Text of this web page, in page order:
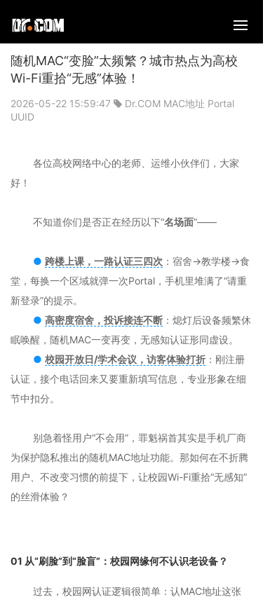
随机MAC“变脸”太频繁？城市热点为高校
Wi-Fi重拾“无感”体验！
2026-05-22 15:59:47 Dr.COM MAC地址 Portal
UUID
各位高校网络中心的老师、运维小伙伴们，大家
好！
不知道你们是否正在经历以下“名场面”——
● 跨楼上课，一路认证三四次 ：宿舍→教学楼→食
堂，每换一个区域就弹一次Portal，手机里堆满了“请重
新登录”的提示。
● 高密度宿舍，投诉接连不断 ：熄灯后设备频繁休
眠唤醒，随机MAC一变再变，无感知认证形同虚设。
● 校园开放日/学术会议，访客体验打折 ：刚注册
认证，接个电话回来又要重新填写信息，专业形象在细
节中扣分。
别急着怪用户“不会用”，罪魁祸首其实是手机厂商
为保护隐私推出的随机MAC地址功能。那如何在不折腾
用户、不改变习惯的前提下，让校园Wi-Fi重拾“无感知”
的丝滑体验？
01 从“刷脸”到“脸盲”：校园网缘何不认识老设备？
过去，校园网认证逻辑很简单：认MAC地址这张